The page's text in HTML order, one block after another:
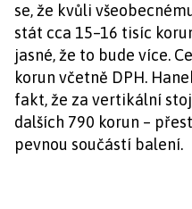
se, že kvůli
stát cca 15–16 tisíc
jasné, že to bude více.
korun včetně DPH.
fakt, že za vertikální
dalších 790 korun –
pevnou součástí balení.